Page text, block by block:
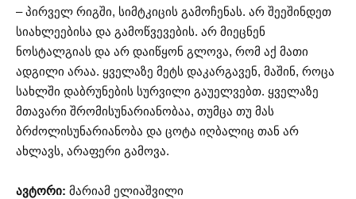
– პირველ რიგში, სიმტკიცის გამოჩენას. არ შეეშინდეთ
სიახლეებისა და გამოწვევების. არ მიეცნენ
ნოსტალგიას და არ დაიწყონ გლოვა, რომ აქ მათი
ადგილი არაა. ყველაზე მეტს დაკარგავენ, მაშინ, როცა
სახლში დაბრუნების სურვილი გაუელვებთ. ყველაზე
მთავარი შრომისუნარიანობაა, თუმცა თუ მას
ბრძოლისუნარიანობა და ცოტა იღბალიც თან არ
ახლავს, არაფერი გამოვა.
ავტორი: მარიამ ელიაშვილი